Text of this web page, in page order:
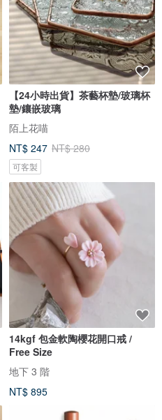
【24小時出貨】茶藝杯墊/玻璃杯
墊/鑲嵌玻璃
陌上花喵
NT$ 247 NT$ 280
可客製
14kgf 包金軟陶櫻花開口戒 /
Free Size
地下 3 階
NT$ 895